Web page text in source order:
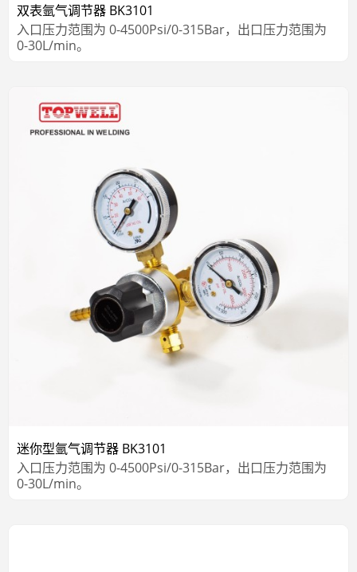
双表氩气调节器 BK3101
入口压力范围为 0-4500Psi/0-315Bar，出口压力范围为
0-30L/min。
迷你型氩气调节器 BK3101
入口压力范围为 0-4500Psi/0-315Bar，出口压力范围为
0-30L/min。